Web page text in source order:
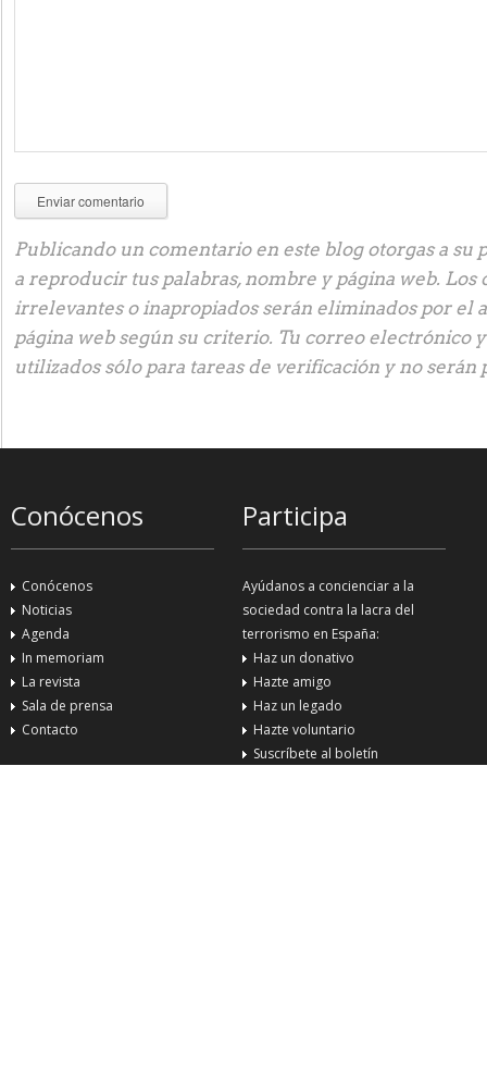
Publicando un comentario en este blog otorgas a su
a reproducir tus palabras, nombre y página web. Los
irrelevantes o inapropiados serán eliminados por el
página web según su criterio. Tu correo electrónico
utilizados sólo para tareas de verificación y no serán
Conócenos
Conócenos
Noticias
Agenda
In memoriam
La revista
Sala de prensa
Contacto
Participa
Ayúdanos a concienciar a la
sociedad contra la lacra del
terrorismo en España:
Haz un donativo
Hazte amigo
Haz un legado
Hazte voluntario
Suscríbete al boletín